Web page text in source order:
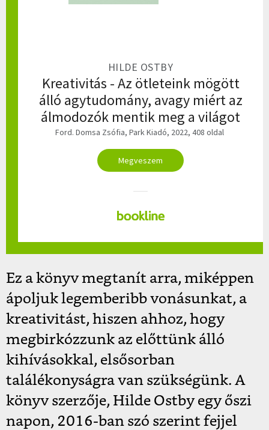
HILDE OSTBY
Kreativitás - Az ötleteink mögött
álló agytudomány, avagy miért az
álmodozók mentik meg a világot
Ford. Domsa Zsófia, Park Kiadó, 2022, 408 oldal
Megveszem
Ez a könyv megtanít arra, miképpen
ápoljuk legemberibb vonásunkat, a
kreativitást, hiszen ahhoz, hogy
megbirkózzunk az előttünk álló
kihívásokkal, elsősorban
találékonyságra van szükségünk. A
könyv szerzője, Hilde Ostby egy őszi
napon, 2016-ban szó szerint fejjel